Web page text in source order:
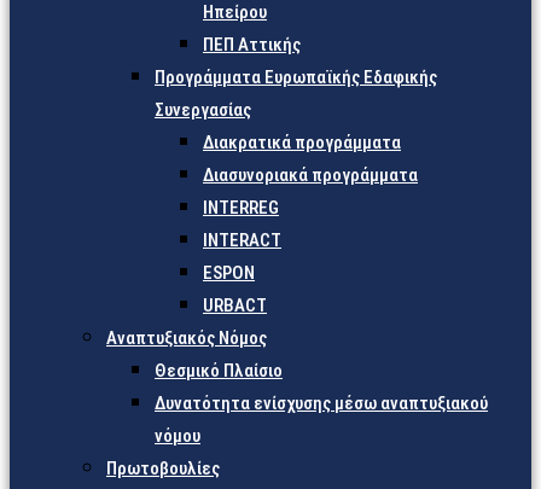
Ηπείρου
ΠΕΠ Αττικής
Προγράμματα Ευρωπαϊκής Εδαφικής
Συνεργασίας
Διακρατικά προγράμματα
Διασυνοριακά προγράμματα
INTERREG
INTERACT
ESPON
URBACT
Αναπτυξιακός Νόμος
Θεσμικό Πλαίσιο
Δυνατότητα ενίσχυσης μέσω αναπτυξιακού
νόμου
Πρωτοβουλίες